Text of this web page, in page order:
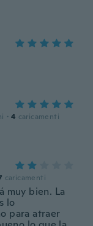
· 4 caricamenti
caricamenti
muy bien. La
lo
para atraer